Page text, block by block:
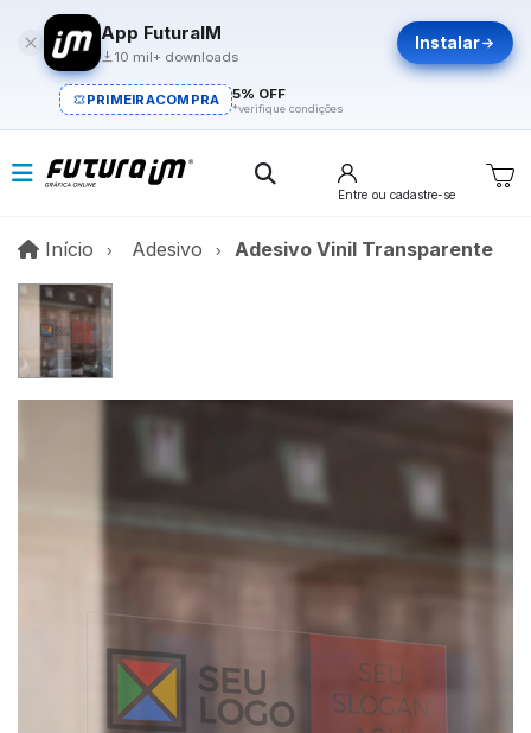
App FuturaIM
10 mil+ downloads
Instalar
PRIMEIRACOMPRA 5% OFF
*verifique condições
Entre ou cadastre-se
Início InícioAdesivo Adesivo Vinil Transparente